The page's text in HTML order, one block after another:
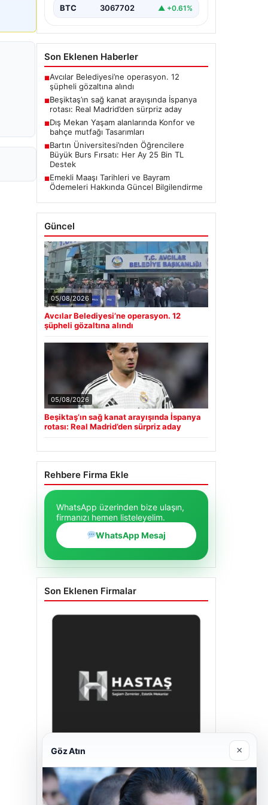
BTC 3067702 ▲ +0.61%
Son Eklenen Haberler
■Avcılar Belediyesi’ne operasyon. 12
şüpheli gözaltına alındı
■Beşiktaş’ın sağ kanat arayışında İspanya
rotası: Real Madrid’den sürpriz aday
■Dış Mekan Yaşam alanlarında Konfor ve
bahçe mutfağı Tasarımları
■Bartın Üniversitesi’nden Öğrencilere
Büyük Burs Fırsatı: Her Ay 25 Bin TL
Destek
■Emekli Maaşı Tarihleri ve Bayram
Ödemeleri Hakkında Güncel Bilgilendirme
Güncel
05/08/2026
Avcılar Belediyesi’ne operasyon. 12
şüpheli gözaltına alındı
05/08/2026
Beşiktaş’ın sağ kanat arayışında İspanya
rotası: Real Madrid’den sürpriz aday
Rehbere Firma Ekle
WhatsApp üzerinden bize ulaşın,
firmanızı hemen listeleyelim.
WhatsApp Mesaj
Son Eklenen Firmalar
Hastaş Beton
26/05/2026
Göz Atın ×